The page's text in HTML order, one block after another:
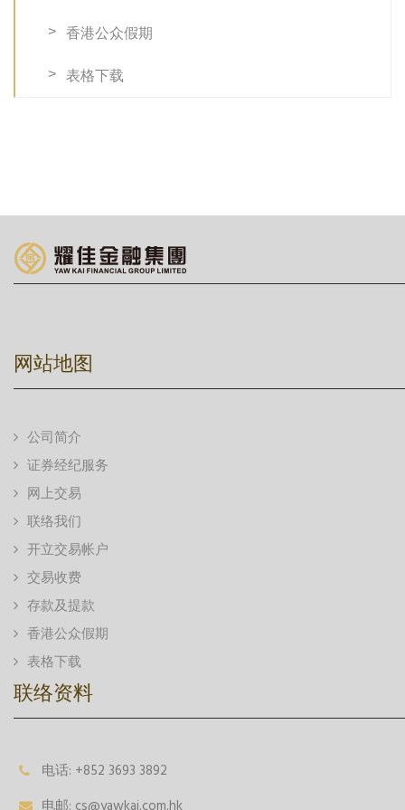
香港公众假期
表格下载
网站地图
公司简介
证券经纪服务
网上交易
联络我们
开立交易帐户
交易收费
存款及提款
香港公众假期
表格下载
联络资料
电话: +852 3693 3892